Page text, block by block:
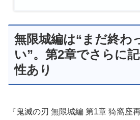
無限城編は“まだ終わ
い”。第2章でさらに
性あり
『鬼滅の刃 無限城編 第1章 猗窩座